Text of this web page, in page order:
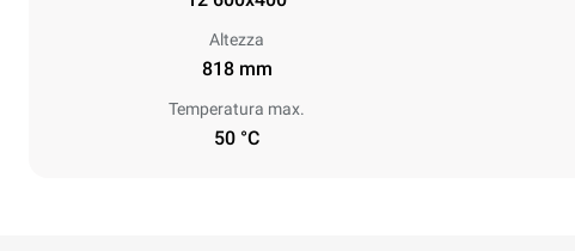
Altezza
818 mm
Temperatura max.
50 °C